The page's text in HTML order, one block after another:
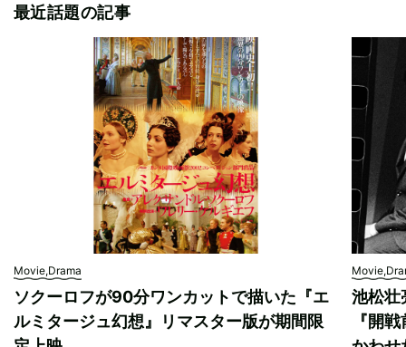
最近話題の記事
Movie,Drama
ソクーロフが90分ワンカットで描いた『エ
ルミタージュ幻想』リマスター版が期間限
池松壮
『開